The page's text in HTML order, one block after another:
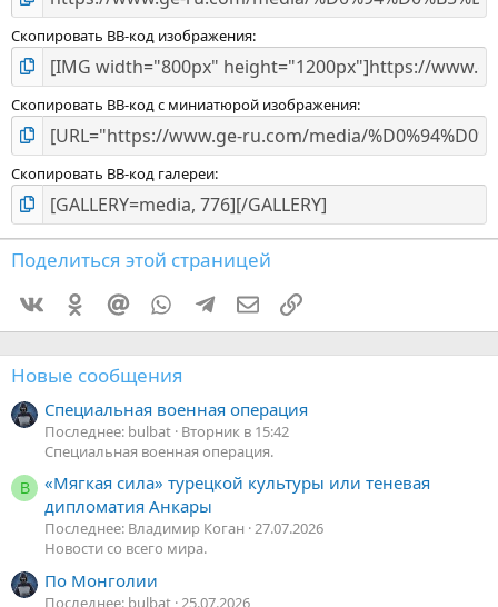
Скопировать BB-код изображения
Скопировать BB-код с миниатюрой изображения
Скопировать BB-код галереи
Поделиться этой страницей
VkontakteOdnoklassniki
Mail.ruWhatsAppTelegramЭлектронная почта
Ссылка
Новые сообщения
Специальная военная операция
Последнее: bulbat Вторник в 15:42
Специальная военная операция.
В
«Мягкая сила» турецкой культуры или теневая
дипломатия Анкары
Последнее: Владимир Коган 27.07.2026
Новости со всего мира.
По Монголии
Последнее: bulbat 25.07.2026